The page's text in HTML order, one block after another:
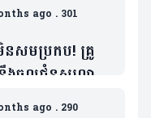
ៃឲ្យខ្លួន
ago . 301
នសមប្រកប! គ្រូ
នឹងចូលជំនួសលោក
ក្លឹបមិនធ្វើរឿង
ago . 290